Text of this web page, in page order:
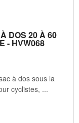
DOS 20 À 60
- HVW068
à dos sous la
cyclistes, ...